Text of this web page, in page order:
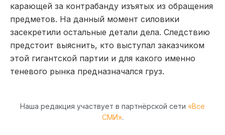
карающей за контрабанду изъятых из обращения
предметов. На данный момент силовики
засекретили остальные детали дела. Следствию
предстоит выяснить, кто выступал заказчиком
этой гигантской партии и для какого именно
теневого рынка предназначался груз.
Наша редакция участвует в партнёрской сети «Все
СМИ».